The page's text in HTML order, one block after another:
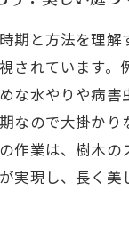
期と方法を理
されています
な水やりや病
なので大掛か
作業は、樹木
実現し、長く美